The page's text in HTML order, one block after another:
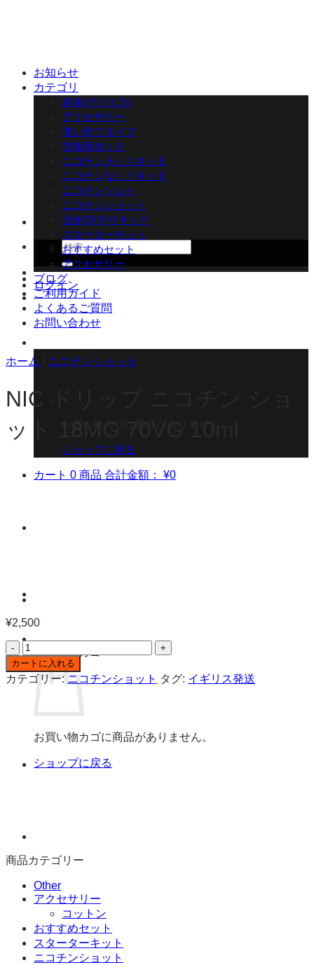
検
索
対
象:
ログイン
ショップに戻る
カート 0 商品 合計金額： ¥0
お買い物カゴ
お買い物カゴに商品がありません。
ショップに戻る
お知らせ
カテゴリ
本体(デバイス)
アクセサリー
使い捨てタイプ
交換用ポッド
ニコチン入りリキッド
ニコチンなしリキッド
ニコチンソルト
ニコチンショット
自作(DIY)リキッド
スターターキット
おすすめセット
アクセサリー
ブログ
ご利用ガイド
よくあるご質問
お問い合わせ
ホーム ニコチンショット
NIC ドリップ ニコチン ショ
ット 18MG 70VG 10ml
¥2,500
NIC
ド
リ
ン
18MG
10ml
カートに入れる
カテゴリー: ニコチンショット タグ: イギリス発送
商品カテゴリー
Other
アクセサリー
コットン
おすすめセット
スターターキット
ニコチンショット